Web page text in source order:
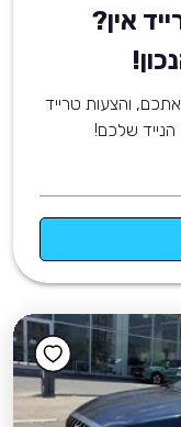
אין?
אתכם, והצעות טרייד
הנייד שלכם!